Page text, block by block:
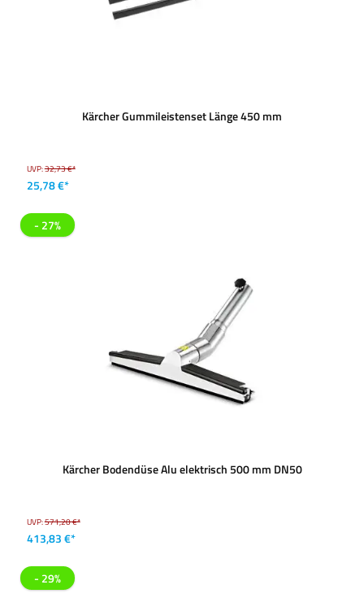
Kärcher Gummileistenset Länge 450 mm
UVP:32,73 €*
25,78 €*
- 27%
Kärcher Bodendüse Alu elektrisch 500 mm DN50
UVP:571,20 €*
413,83 €*
- 29%